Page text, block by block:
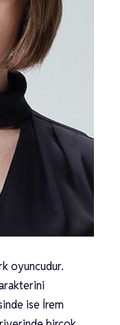
oyuncudur.
ise İrem